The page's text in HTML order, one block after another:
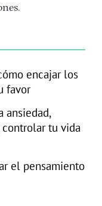
encajar los
favor
ansiedad,
tu vida
el pensamiento